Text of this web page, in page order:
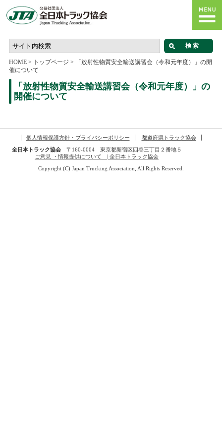
HOME> トップページ >
「放射性物質安全輸送講習会（令和元年度）」の開
催について
「放射性物質安全輸送講習会（令和元年度）」の
開催について
個人情報保護方針・プライバシーポリシー
都道府県トラック協会
全日本トラック協会〒160-0004 東京都新宿区四谷三丁目２番地５
ご意見 ・情報提供について | 全日本トラック協会
Copyright (C) Japan Trucking Association, All Rights Reserved.